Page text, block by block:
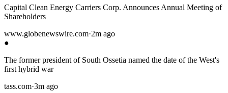
Capital Clean Energy Carriers Corp. Announces Annual Meeting of
Shareholders
www.globenewswire.com·2m ago
●
The former president of South Ossetia named the date of the West's
first hybrid war
tass.com·3m ago